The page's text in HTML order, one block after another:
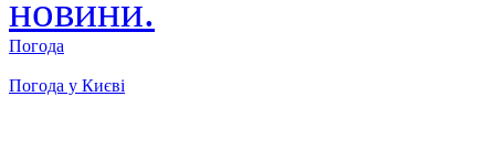
Погода
Погода у Києві